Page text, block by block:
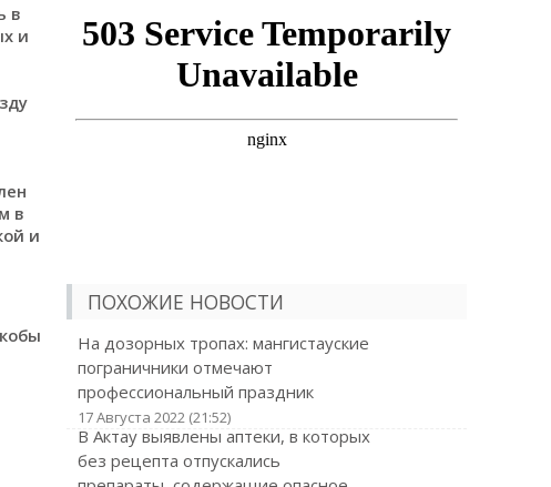
в
и
в
и
ПОХОЖИЕ НОВОСТИ
На дозорных тропах: мангистауские
пограничники отмечают
профессиональный праздник
17 Августа 2022 (21:52)
В Актау выявлены аптеки, в которых
без рецепта отпускались